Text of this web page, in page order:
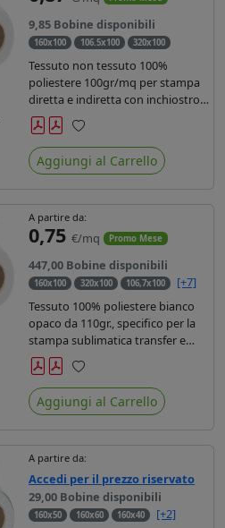
9,85 Bobine disponibili
160x100 106.5x100 320x100
Tessuto non tessuto 100%
poliestere 100gr/mq per stampa
diretta e indiretta con inchiostro
sublimatico, latex e uv.
Preferiti
Aggiungi al Carrello
A partire da:
0,75 €/mq Promo Mese
447,00 Bobine disponibili
160x100 320x100 106,7x100
[+7]
Tessuto 100% poliestere bianco
opaco da 110gr., specifico per la
stampa sublimatica transfer e
diretta. Ideale per la realizzazione
di stendardi e bandiere, grazie al
passaggio dell'inchiostro su
entrambi i lati. Dotato di
Preferiti
Aggiungi al Carrello
A partire da:
Accedi per il prezzo riservato
29,00 Bobine disponibili
160x50 160x60 160x40
[+2]